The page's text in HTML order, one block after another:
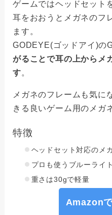
ゲームではヘッドセット
耳をおおうとメガネのフ
ます。
GODEYE(ゴッドアイ)の
がることで耳の上からメ
す。
メガネのフレームも気に
きる良いゲーム用のメガ
特徴
ヘッドセット対応のメ
プロも使うブルーライ
重さは30gで軽量
Amazon